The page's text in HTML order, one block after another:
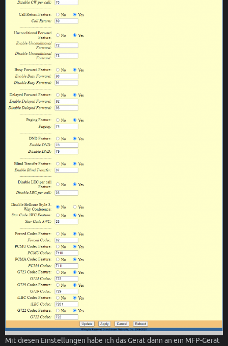
Mit diesen Einstellungen habe ich das Gerät dann an ein MFP-Gerät